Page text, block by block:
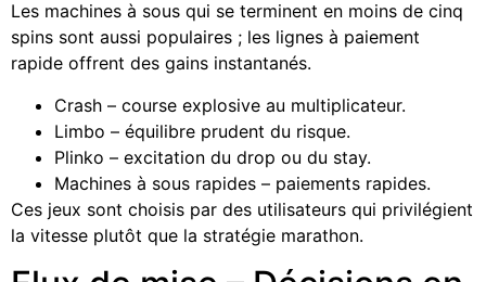
Les machines à sous qui se terminent en moins de cinq
spins sont aussi populaires ; les lignes à paiement
rapide offrent des gains instantanés.
Crash – course explosive au multiplicateur.
Limbo – équilibre prudent du risque.
Plinko – excitation du drop ou du stay.
Machines à sous rapides – paiements rapides.
Ces jeux sont choisis par des utilisateurs qui privilégient
la vitesse plutôt que la stratégie marathon.